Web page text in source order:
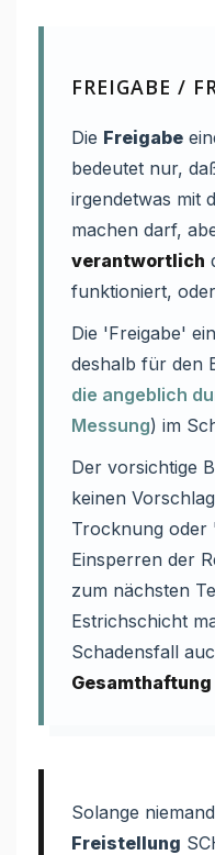
FREIGABE /
Die Freigabe
bedeutet nur,
irgendetwas mit
machen darf,
verantwortlich
funktioniert,
Die 'Freigabe'
deshalb für den
die angeblich
Messung) im
Der vorsichtige
keinen
Trocknung oder
Einsperren der
zum nächsten
Estrichschicht
Schadensfall
Gesamthaftung
Solange
Freistellung